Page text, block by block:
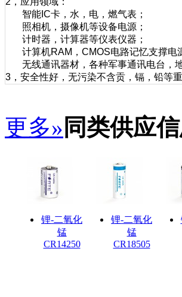
智能IC卡，水，电，燃气表；
照相机，摄像机等设备电源；
计时器，计算器等仪表仪器；
计算机RAM，CMOS电路记忆支撑电
无线通讯器材，各种军事通讯电台，地
3，安全性好，无污染不含贡，镉，铅等
更多» 同类供应
锂-二氧化
锰
CR14250
锂-二氧化
锰
CR18505